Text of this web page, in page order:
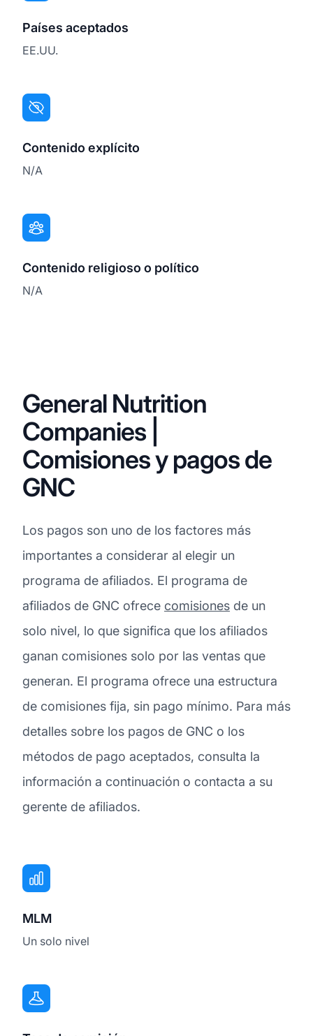
Países aceptados
EE.UU.
Contenido explícito
N/A
Contenido religioso o político
N/A
General Nutrition
Companies |
Comisiones y pagos de
GNC
Los pagos son uno de los factores más
importantes a considerar al elegir un
programa de afiliados. El programa de
afiliados de GNC ofrece comisiones de un
solo nivel, lo que significa que los afiliados
ganan comisiones solo por las ventas que
generan. El programa ofrece una estructura
de comisiones fija, sin pago mínimo. Para más
detalles sobre los pagos de GNC o los
métodos de pago aceptados, consulta la
información a continuación o contacta a su
gerente de afiliados.
MLM
Un solo nivel